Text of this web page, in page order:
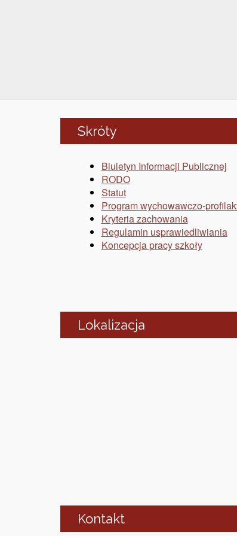
Skróty
Biuletyn Informacji Publicznej
RODO
Statut
Program wychowawczo-
Kryteria zachowania
Regulamin usprawiedliwiania
Koncepcja pracy szkoły
Lokalizacja
Kontakt